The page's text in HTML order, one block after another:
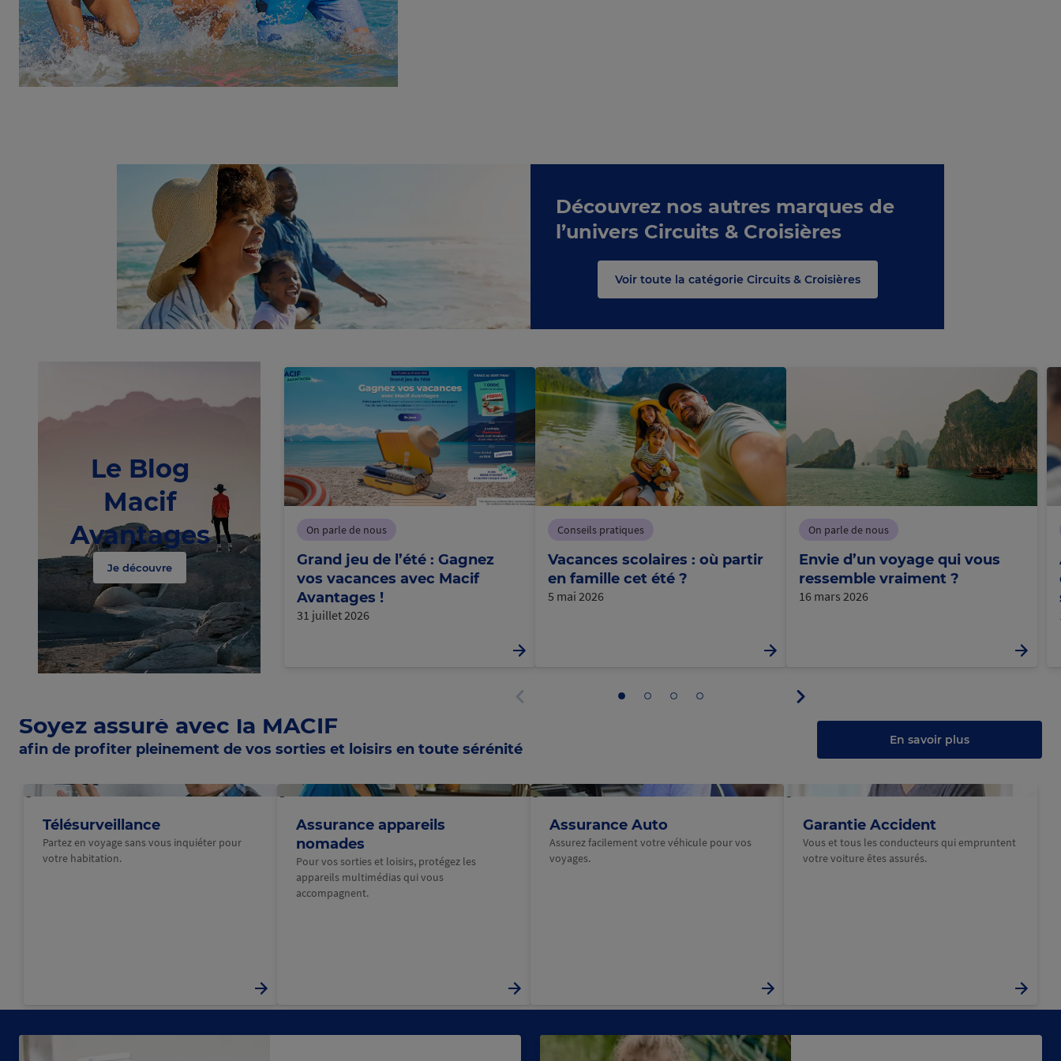
Découvrez nos autres marques de
l’univers Circuits & Croisières
Voir toute la catégorie Circuits & Croisières
Le Blog
Macif
Avantages
Je découvre
On parle de nous
Grand jeu de l’été : Gagnez
vos vacances avec Macif
Avantages !
31 juillet 2026
Conseils pratiques
Vacances scolaires : où partir
en famille cet été ?
5 mai 2026
On parle de nous
Envie d’un voyage qui vous
ressemble vraiment ?
16 mars 2026
Aller Aller Aller Aller
suivant
Soyez assuré avec la MACIF
afin de profiter pleinement de vos sorties et loisirs en toute sérénité
En savoir plus
Télésurveillance
Partez en voyage sans vous inquiéter pour
votre habitation.
@Macif
Assurance appareils
nomades
Pour vos sorties et loisirs, protégez les
appareils multimédias qui vous
accompagnent.
@Macif
Assurance Auto
Assurez facilement votre véhicule pour vos
voyages.
@Macif
Garantie Accident
Vous et tous les conducteurs qui empruntent
votre voiture êtes assurés.
@Macif